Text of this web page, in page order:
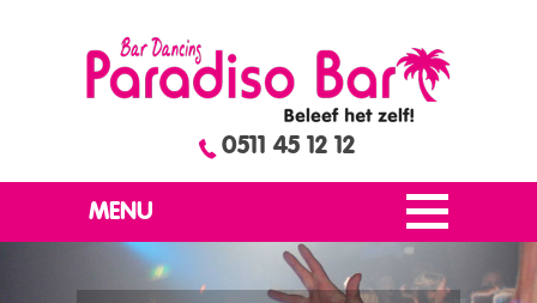
0511 45 12 12
MENU